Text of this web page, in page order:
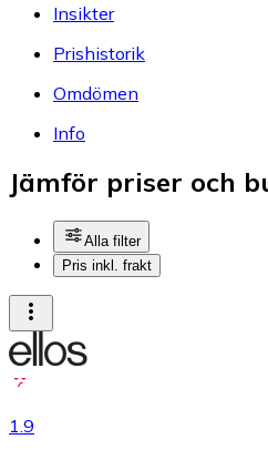
Insikter
Prishistorik
Omdömen
Info
Jämför priser och
Alla filter
Pris inkl. frakt
1.9